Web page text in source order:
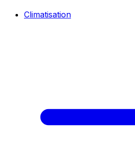
Climatisation